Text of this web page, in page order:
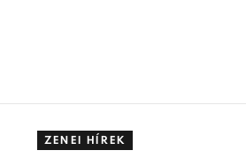
ZENEI HÍREK